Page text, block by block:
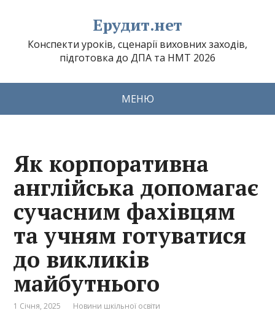
Ерудит.нет
Конспекти уроків, сценарії виховних заходів,
підготовка до ДПА та НМТ 2026
МЕНЮ
Як корпоративна
англійська допомагає
сучасним фахівцям
та учням готуватися
до викликів
майбутнього
1 Січня, 2025 Новини шкільної освіти